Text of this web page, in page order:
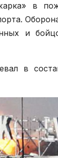
в
и
в